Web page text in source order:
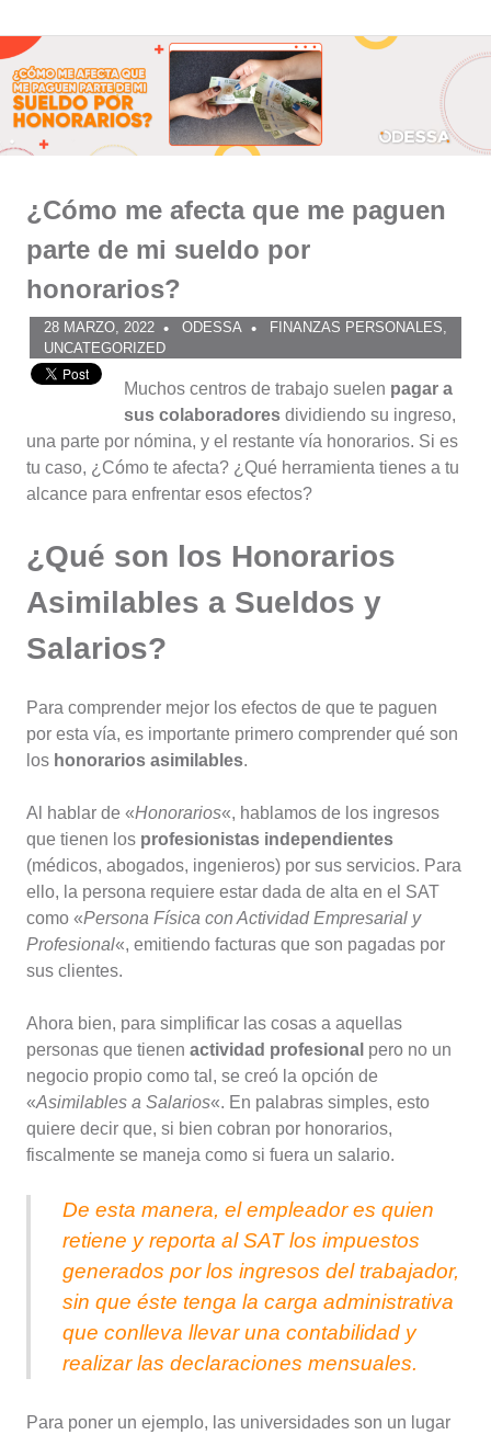
Saltar
contenido
Comunidad
ODESSA
¿Cómo me afecta que me paguen
parte de mi sueldo por
honorarios?
28 MARZO, 2022 ODESSA FINANZAS PERSONALES
UNCATEGORIZED
Muchos centros de trabajo suelen pagar a
sus colaboradores dividiendo su ingreso,
una parte por nómina, y el restante vía honorarios. Si es
tu caso, ¿Cómo te afecta? ¿Qué herramienta tienes a tu
alcance para enfrentar esos efectos?
¿Qué son los Honorarios
Asimilables a Sueldos y
Salarios?
Para comprender mejor los efectos de que te paguen
por esta vía, es importante primero comprender qué son
los honorarios asimilables.
Al hablar de «Honorarios«, hablamos de los ingresos
que tienen los profesionistas independientes
(médicos, abogados, ingenieros) por sus servicios. Para
ello, la persona requiere estar dada de alta en el SAT
como «Persona Física con Actividad Empresarial y
Profesional«, emitiendo facturas que son pagadas por
sus clientes.
Ahora bien, para simplificar las cosas a aquellas
personas que tienen actividad profesional pero no un
negocio propio como tal, se creó la opción de
«Asimilables a Salarios«. En palabras simples, esto
quiere decir que, si bien cobran por honorarios,
fiscalmente se maneja como si fuera un salario.
De esta manera, el empleador es quien
retiene y reporta al SAT los impuestos
generados por los ingresos del trabajador,
sin que éste tenga la carga administrativa
que conlleva llevar una contabilidad y
realizar las declaraciones mensuales.
Para poner un ejemplo, las universidades son un lugar